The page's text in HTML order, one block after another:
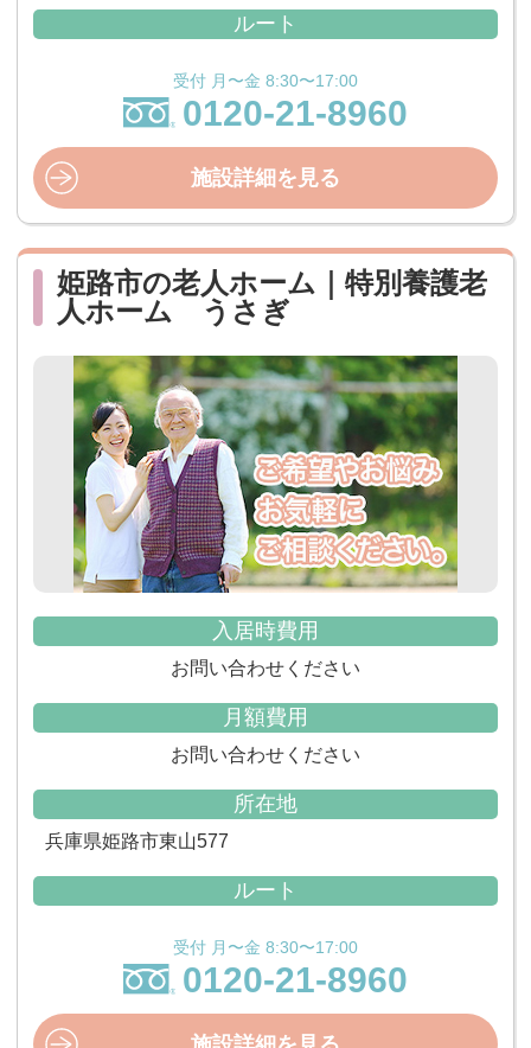
ルート
受付 月〜金 8:30〜17:00
0120-21-8960
施設詳細を見る
姫路市の老人ホーム｜特別養護老
人ホーム うさぎ
入居時費用
お問い合わせください
月額費用
お問い合わせください
所在地
兵庫県姫路市東山577
ルート
受付 月〜金 8:30〜17:00
0120-21-8960